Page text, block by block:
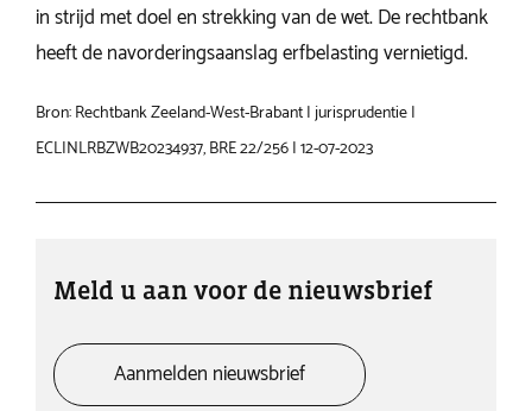
Meld u aan voor de nieuwsbrief
Aanmelden nieuwsbrief
in strijd met doel en strekking van de wet. De rechtbank
heeft de navorderingsaanslag erfbelasting vernietigd.
Bron: Rechtbank Zeeland-West-Brabant | jurisprudentie |
ECLINLRBZWB20234937, BRE 22/256 | 12-07-2023